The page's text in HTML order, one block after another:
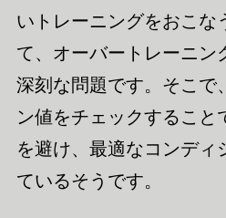
いトレーニングをおこな
て、オーバートレーニン
深刻な問題です。そこで
ン値をチェックすること
を避け、最適なコンディ
ているそうです。